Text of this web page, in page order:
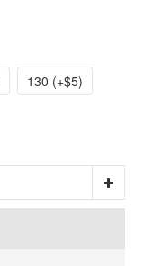
130 (+$5)